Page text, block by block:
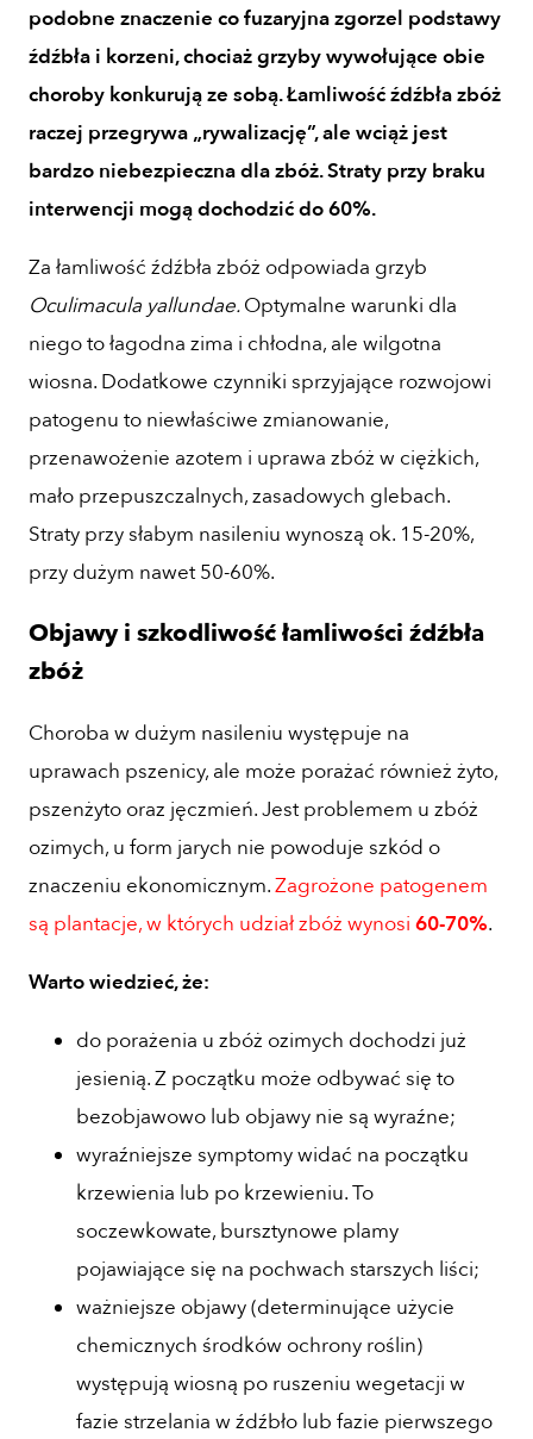
podobne znaczenie co fuzaryjna zgorzel podstawy
źdźbła i korzeni, chociaż grzyby wywołujące obie
choroby konkurują ze sobą. Łamliwość źdźbła zbóż
raczej przegrywa „rywalizację”, ale wciąż jest
bardzo niebezpieczna dla zbóż. Straty przy braku
interwencji mogą dochodzić do 60%.
Za łamliwość źdźbła zbóż odpowiada grzyb
Oculimacula yallundae.Optymalne warunki dla
niego to łagodna zima i chłodna, ale wilgotna
wiosna. Dodatkowe czynniki sprzyjające rozwojowi
patogenu to niewłaściwe zmianowanie,
przenawożenie azotem i uprawa zbóż w ciężkich,
mało przepuszczalnych, zasadowych glebach.
Straty przy słabym nasileniu wynoszą ok. 15-20%,
przy dużym nawet 50-60%.
Objawy i szkodliwość łamliwości źdźbła
zbóż
Choroba w dużym nasileniu występuje na
uprawach pszenicy, ale może porażać również żyto,
pszenżyto oraz jęczmień. Jest problemem u zbóż
ozimych, u form jarych nie powoduje szkód o
znaczeniu ekonomicznym.Zagrożone patogenem
są plantacje, w których udział zbóż wynosi 60-70%.
Warto wiedzieć, że:
do porażenia u zbóż ozimych dochodzi już
jesienią. Z początku może odbywać się to
bezobjawowo lub objawy nie są wyraźne;
wyraźniejsze symptomy widać na początku
krzewienia lub po krzewieniu. To
soczewkowate, bursztynowe plamy
pojawiające się na pochwach starszych liści;
ważniejsze objawy (determinujące użycie
chemicznych środków ochrony roślin)
występują wiosną po ruszeniu wegetacji w
fazie strzelania w źdźbło lub fazie pierwszego